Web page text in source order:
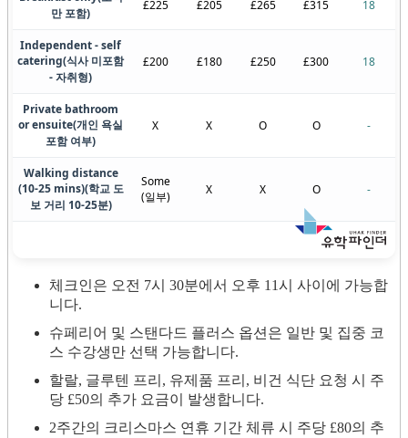
만 포함)
£225 £205 £265 £315 18
Independent - self
catering(식사 미포함
- 자취형)
£200 £180 £250 £300 18
Private bathroom
or ensuite(개인 욕실
포함 여부)
X X O O -
Walking distance
(10-25 mins)(학교 도
보 거리 10-25분)
Some
(일부)
X X O -
체크인은 오전 7시 30분에서 오후 11시 사이에 가능합
니다.
슈페리어 및 스탠다드 플러스 옵션은 일반 및 집중 코
스 수강생만 선택 가능합니다.
할랄, 글루텐 프리, 유제품 프리, 비건 식단 요청 시 주
당 £50의 추가 요금이 발생합니다.
2주간의 크리스마스 연휴 기간 체류 시 주당 £80의 추